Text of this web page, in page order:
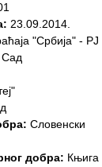
23.09.2014.
"Србија" - РЈ
Словенски
добра: Књига